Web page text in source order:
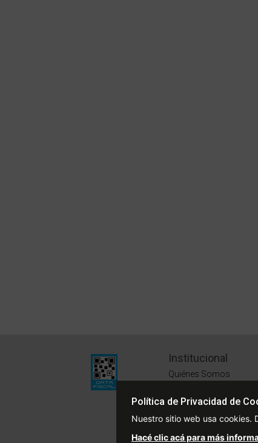
Institucional
Quiénes Somos
Sustentabilidad
Política de Privacidad de
Nuestro sitio web usa cookies.
Hacé clic acá para más